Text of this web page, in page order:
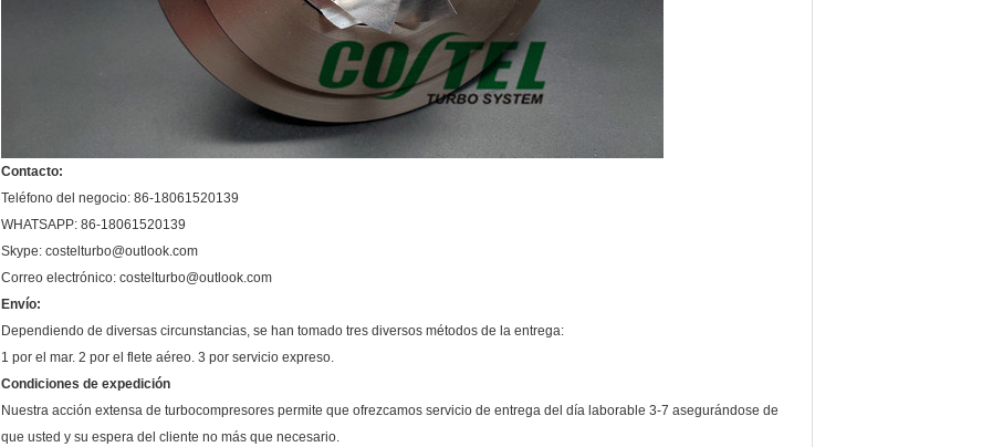
Contacto:
Teléfono del negocio: 86-18061520139
WHATSAPP: 86-18061520139
Skype: costelturbo@outlook.com
Correo electrónico: costelturbo@outlook.com
Envío:
Dependiendo de diversas circunstancias, se han tomado tres diversos métodos de la entrega:
1 por el mar. 2 por el flete aéreo. 3 por servicio expreso.
Condiciones de expedición
Nuestra acción extensa de turbocompresores permite que ofrezcamos servicio de entrega del día laborable 3-7 asegurándose de
que usted y su espera del cliente no más que necesario.